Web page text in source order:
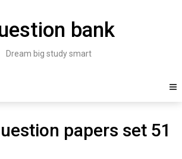
bank
Dream big study smart
papers set 51